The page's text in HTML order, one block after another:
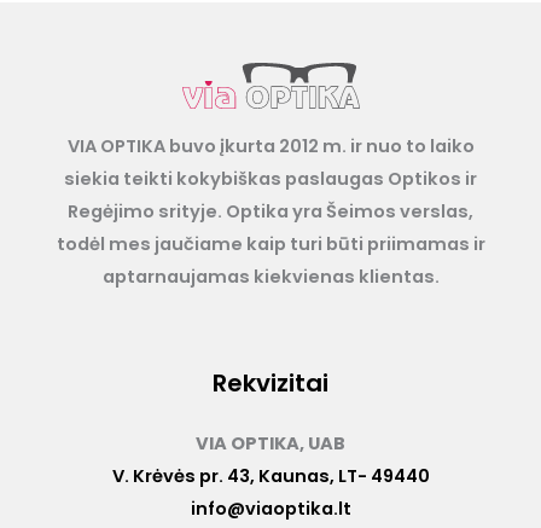
VIA OPTIKA buvo įkurta 2012 m. ir nuo to laiko
siekia teikti kokybiškas paslaugas Optikos ir
Regėjimo srityje. Optika yra Šeimos verslas,
todėl mes jaučiame kaip turi būti priimamas ir
aptarnaujamas kiekvienas klientas.
Rekvizitai
VIA OPTIKA, UAB
V. Krėvės pr. 43, Kaunas, LT- 49440
info@viaoptika.lt